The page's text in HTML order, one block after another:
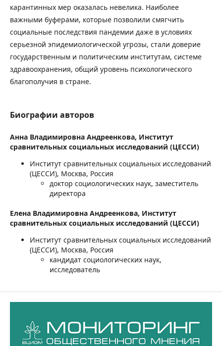
карантинных мер оказалась невелика. Наиболее
важными буферами, которые позволили смягчить
социальные последствия пандемии даже в условиях
серьезной эпидемиологической угрозы, стали доверие
государственным и политическим институтам, системе
здравоохранения, общий уровень психологического
благополучия в стране.
Биографии авторов
Анна Владимировна Андреенкова, Институт
сравнительных социальных исследований (ЦЕССИ)
Институт сравнительных социальных исследований
(ЦЕССИ), Москва, Россия
доктор социологических наук, заместитель
директора
Елена Владимировна Андреенкова, Институт
сравнительных социальных исследований (ЦЕССИ)
Институт сравнительных социальных исследований
(ЦЕССИ), Москва, Россия
кандидат социологических наук,
исследователь